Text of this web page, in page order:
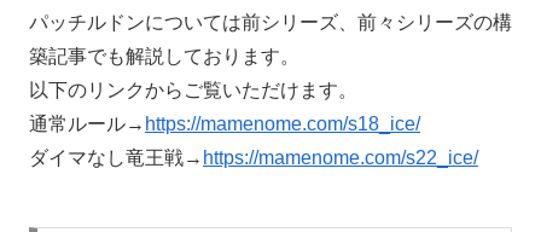
パッチルドンについては前シリーズ、前々シリーズの構
築記事でも解説しております。
以下のリンクからご覧いただけます。
通常ルール→ https://mamenome.com/s18_ice/
ダイマなし竜王戦→ https://mamenome.com/s22_ice/